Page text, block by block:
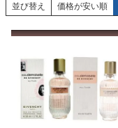
並び替え 価格が安い順